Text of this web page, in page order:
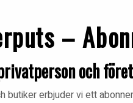
–
och
butiker erbjuder vi ett